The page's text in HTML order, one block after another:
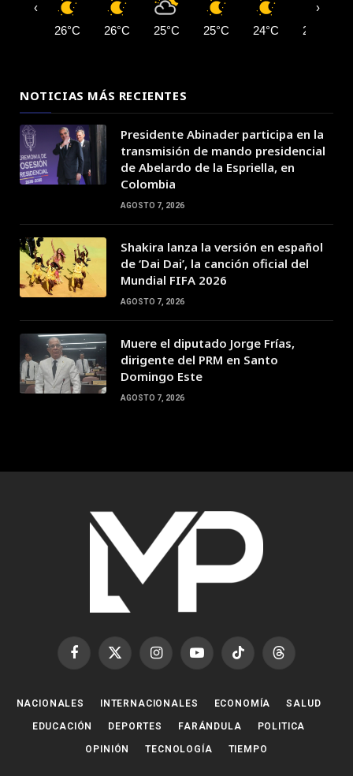
26°C 26°C 25°C 25°C 24°C 24°C
‹ ›
NOTICIAS MÁS RECIENTES
Presidente Abinader participa en la
transmisión de mando presidencial
de Abelardo de la Espriella, en
Colombia
AGOSTO 7, 2026
Shakira lanza la versión en español
de ‘Dai Dai’, la canción oficial del
Mundial FIFA 2026
AGOSTO 7, 2026
Muere el diputado Jorge Frías,
dirigente del PRM en Santo
Domingo Este
AGOSTO 7, 2026
Facebook
X
InstagramYouTubeTikTok Threads
NACIONALES INTERNACIONALES ECONOMÍA SALUD
EDUCACIÓN DEPORTES FARÁNDULA POLITICA
OPINIÓN TECNOLOGÍA TIEMPO